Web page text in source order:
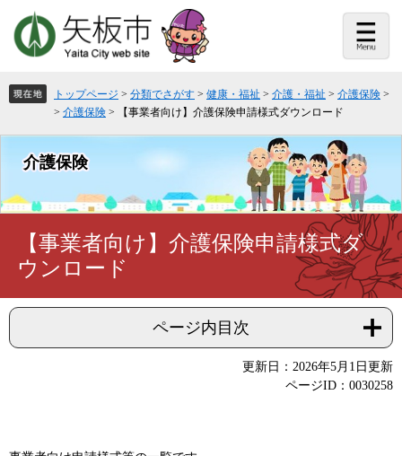
頭
で
飛
ば
て
トップページ > 分類でさがす > 健康・福祉 > 介護・福祉 > 介護保険 >
> 介護保険 > 【事業者向け】介護保険申請様式ダウンロード
介護保険
【事業者向け】介護保険申請様式ダ
ウンロード
ページ内目次
更新日：2026年5月1日更新
ページID：0030258